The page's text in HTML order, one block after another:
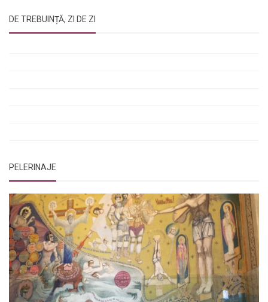
DE TREBUINȚĂ, ZI DE ZI
PELERINAJE